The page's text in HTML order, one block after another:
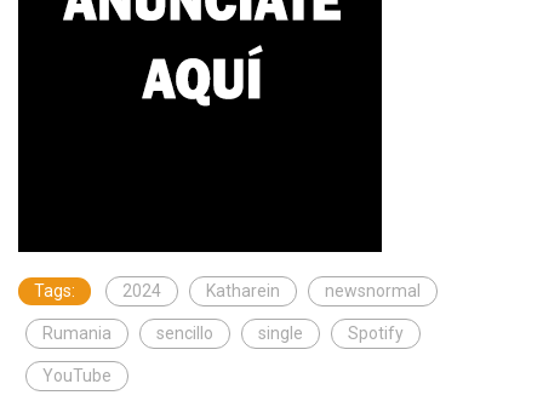
Tags: 2024 Katharein newsnormal
Rumania sencillo single Spotify
YouTube